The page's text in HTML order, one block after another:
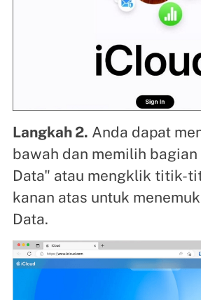
Langkah 2. Anda dapat
bawah dan memilih
Data" atau mengklik titik-
kanan atas untuk
Data.